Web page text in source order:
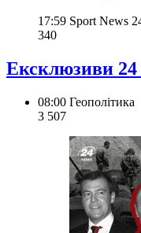
17:59 Sport News
340
Ексклюзиви 24
08:00 Геополітика
3 507